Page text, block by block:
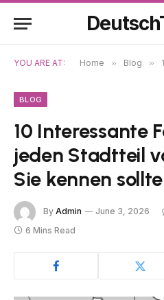
YOU ARE AT: Home » Blog »
BLOG
10 Interessante
jeden Stadtteil
Sie kennen
By Admin June 3, 2026
6 Mins Read